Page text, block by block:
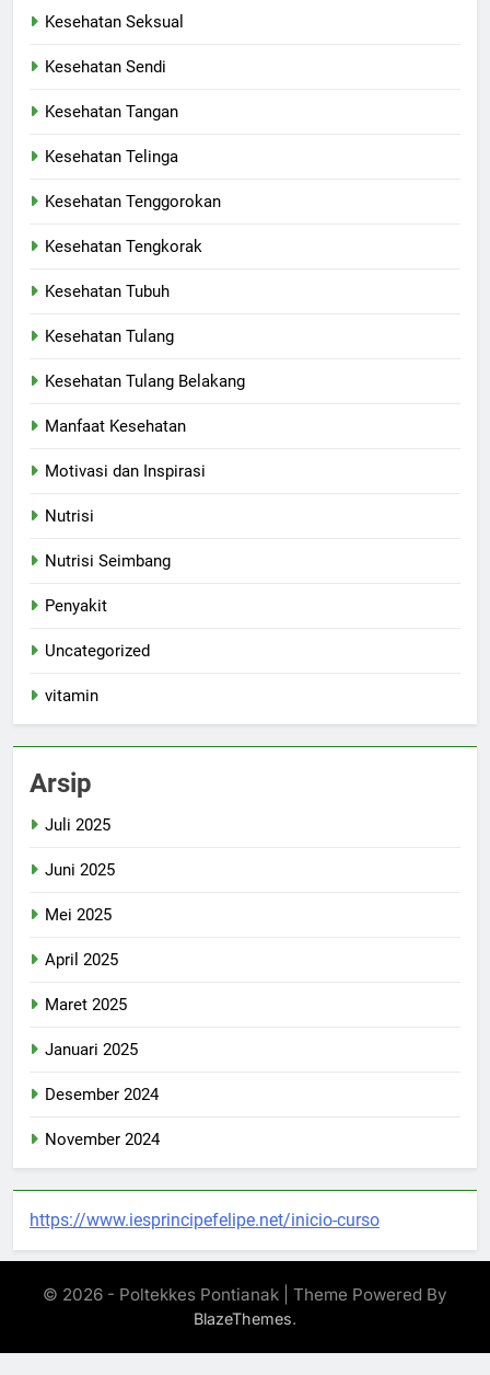
Kesehatan Seksual
Kesehatan Sendi
Kesehatan Tangan
Kesehatan Telinga
Kesehatan Tenggorokan
Kesehatan Tengkorak
Kesehatan Tubuh
Kesehatan Tulang
Kesehatan Tulang Belakang
Manfaat Kesehatan
Motivasi dan Inspirasi
Nutrisi
Nutrisi Seimbang
Penyakit
Uncategorized
vitamin
Arsip
Juli 2025
Juni 2025
Mei 2025
April 2025
Maret 2025
Januari 2025
Desember 2024
November 2024
https://www.iesprincipefelipe.net/inicio-curso
© 2026 - Poltekkes Pontianak | Theme Powered By
BlazeThemes.